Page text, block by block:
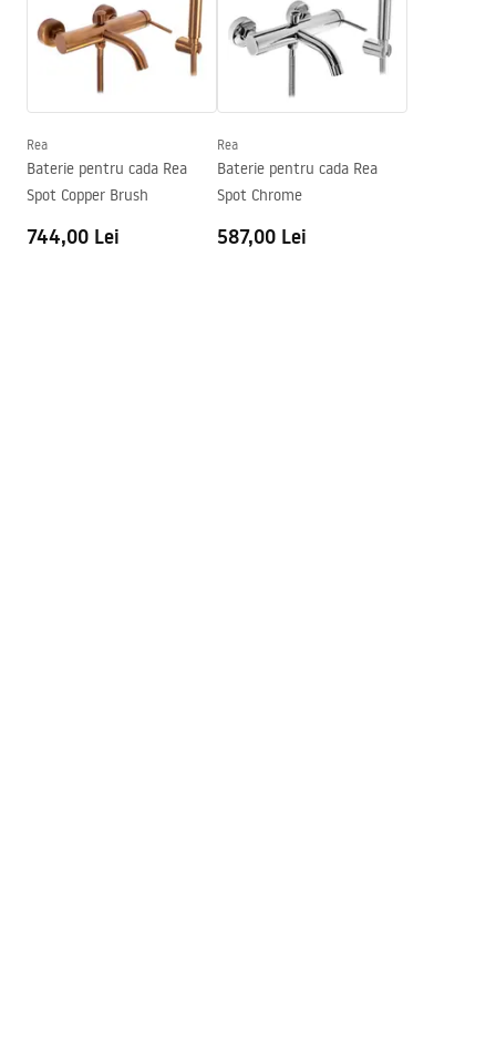
Tehnologia de acoperire
PVD
Diametru pentru conectare
Model
Garantie
5 ani
Warunki bezpieczeństwa
WARUNKI BEZPIECZENSTWA BATERIE.pdf
Warranty_Terms_and_Conditions_Faucets_-_5.pdf
Rea
Baterie pentru cada Rea
Spot Copper Brush
744,00 Lei
Rea
Baterie pentru cada Rea
Spot Chrome
587,00 Lei